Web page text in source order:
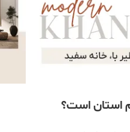
استان است؟